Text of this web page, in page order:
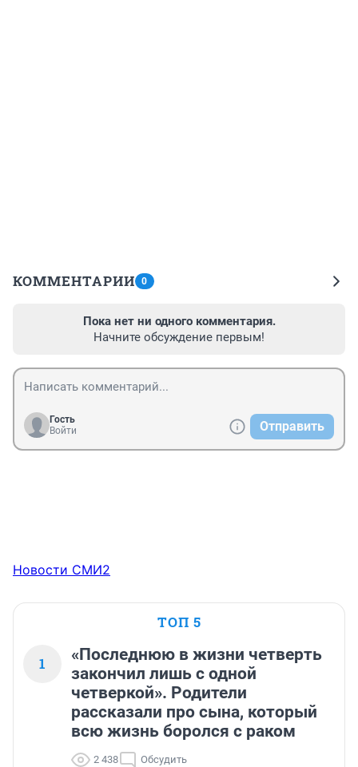
КОММЕНТАРИИ 0
Пока нет ни одного комментария.
Начните обсуждение первым!
Гость
Войти
Отправить
Новости СМИ2
ТОП 5
1
«Последнюю в жизни четверть
закончил лишь с одной
четверкой». Родители
рассказали про сына, который
всю жизнь боролся с раком
2 438 Обсудить